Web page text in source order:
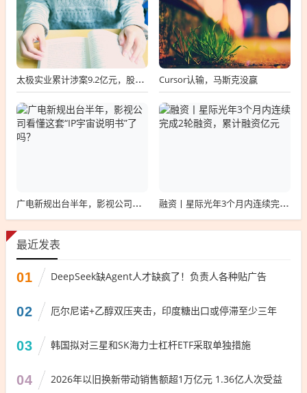
太极实业累计涉案9.2亿元，股价一周跌超30%，子公司起诉讨要6396万工程款 Cursor认输，马斯克没赢
广电新规出台半年，影视公司看懂这套“IP宇宙说明书”了吗？ 融资丨星际光年3个月内连续完成2轮融资，累计融资亿元
最近发表
01 DeepSeek缺Agent人才缺疯了！负责人各种贴广告
02 厄尔尼诺+乙醇双压夹击，印度糖出口或停滞至少三年
03 韩国拟对三星和SK海力士杠杆ETF采取单独措施
04 2026年以旧换新带动销售额超1万亿元 1.36亿人次受益